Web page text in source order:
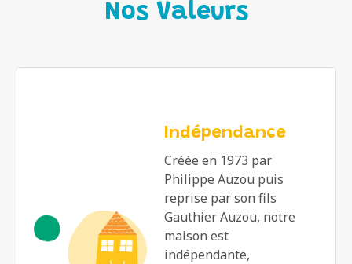
Nos Valeurs
Indépendance
Créée en 1973 par
Philippe Auzou puis
reprise par son fils
Gauthier Auzou, notre
maison est
indépendante,